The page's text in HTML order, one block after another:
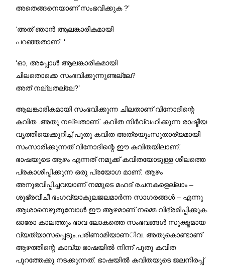
അതെങ്ങനെയാണ്‌ സംഭവിക്കുക ?’
‘അത് ഞാൻ ആലങ്കാരികമായി
പറഞ്ഞതാണ്. ‘
‘ഓ, അപ്പോൾ ആലങ്കാരികമായി
ചിലതൊക്കെ സംഭവിക്കുന്നുണ്ടല്ലേ?
അത് നല്ലതല്ലേ?’
ആലങ്കാരികമായി സംഭവിക്കുന്ന ചിലതാണ് വിനോദിന്റെ
കവിത .അതു നല്ലതാണ്. കവിത നിർവ്വഹിക്കുന്ന രാഷ്ടീയ
വൃത്തിയെക്കുറിച്ച് പുതു കവിത അത്രയുംസുതാര്യമായി
സംസാരിക്കുന്നത് വിനോദിന്റെ ഈ കവിതയിലാണ്.
ഭാഷയുടെ ആഴം എന്നത് നമുക്ക് കവിതയോടുള്ള ശീലത്തെ
പ്രകാശിപ്പിക്കുന്ന ഒരു പ്രയോഗ മാണ്. ആഴം
അനുഭവിപ്പിച്ചവയാണ് നമ്മുടെ മഹദ് രചനകളെല്ലാം –
ശുഭ്രവീചീ ഭംഗവ്യാകുലജലമാർന്ന സാഗരങ്ങൾ – എന്നു
ആശാനെഴുതുമ്പോൾ ഈ ആഴമാണ് നമ്മെ വിഭ്രമിപ്പിക്കുക.
ഓരോ കാലത്തും ഭാവ ലോകത്തെ സംഭവങ്ങൾ സൂക്ഷ്മമായ
വ്യത്യാസപ്പെടും.പരിണാമിയാണിവ. അതുകൊണ്ടാണ്
ആഴത്തിന്റെ കാവ്യ ഭാഷയിൽ നിന്ന്‌ പുതു കവിത
പുറത്തേക്കു നടക്കുന്നത്. ഭാഷയിൽ കവിതയുടെ ജലനിരപ്പ്